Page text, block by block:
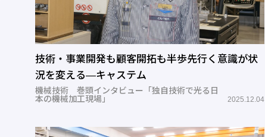
技術・事業開発も顧客開拓も半歩先行く意識が状
況を変える―キャステム
機械技術 巻頭インタビュー「独自技術で光る日
本の機械加工現場」
2025.12.04